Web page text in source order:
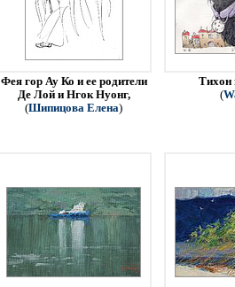
Фея гор Ау Ко и ее родители
Де Лой и Нгок Нуонг,
(Шипицова Елена)
Тихон
(